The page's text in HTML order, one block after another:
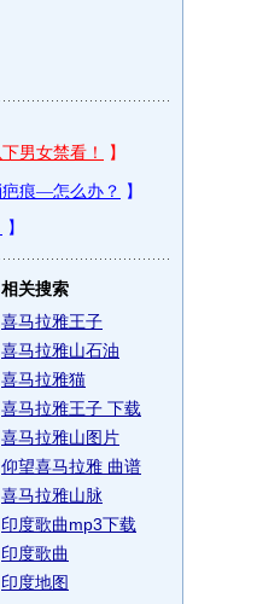
相关搜索
喜马拉雅王子
喜马拉雅山石油
喜马拉雅猫
喜马拉雅王子 下载
喜马拉雅山图片
仰望喜马拉雅 曲谱
喜马拉雅山脉
印度歌曲mp3下载
印度歌曲
印度地图